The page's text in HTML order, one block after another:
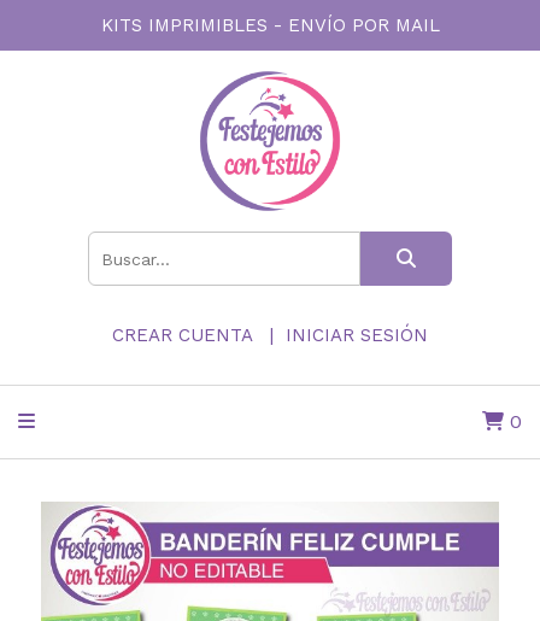
KITS IMPRIMIBLES - ENVÍO POR MAIL
CREAR CUENTA INICIAR SESIÓN
0